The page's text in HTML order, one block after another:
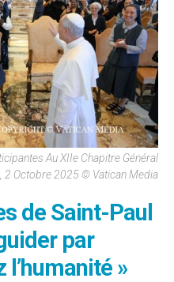
Au XIIe Chapitre Général
2 Octobre 2025 © Vatican Media
de Saint-Paul
par
l’humanité »